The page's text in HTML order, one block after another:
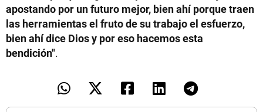
apostando por un futuro mejor, bien ahí porque traen
las herramientas el fruto de su trabajo el esfuerzo,
bien ahí dice Dios y por eso hacemos esta
bendición".